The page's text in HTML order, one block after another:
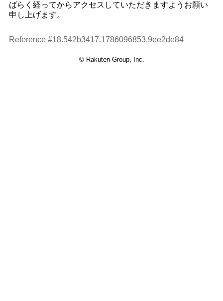
ばらく経ってからアクセスしていただきますようお願い
申し上げます。
Reference #18.542b3417.1786096853.9ee2de84
© Rakuten Group, Inc.